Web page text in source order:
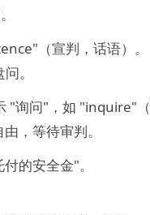
（宣判，话语）。
。
询问"，如 "inquire"（
，等待审判。
的安全金"。